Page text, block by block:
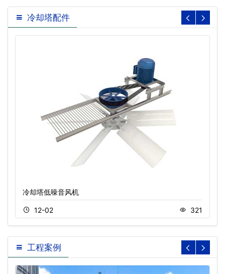
冷却塔配件
冷却塔低噪音风机
12-02 321
工程案例